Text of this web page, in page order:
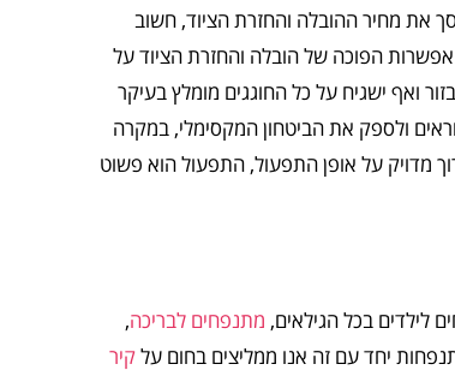
את מחיר ההובלה והחזרת הציוד, חשוב
אפשרות הפוכה של הובלה והחזרת הציוד על
ואף ישגיח על כל החוגגים מומלץ בעיקר
ולספק את הביטחון המקסימלי, במקרה
מדויק על אופן התפעול, התפעול הוא פשוט
לילדים בכל הגילאים, מתנפחים לבריכה,
יחד עם זה אנו ממליצים בחום עלקיר